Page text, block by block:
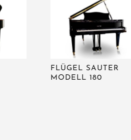
FLÜGEL SAUTER
MODELL 180